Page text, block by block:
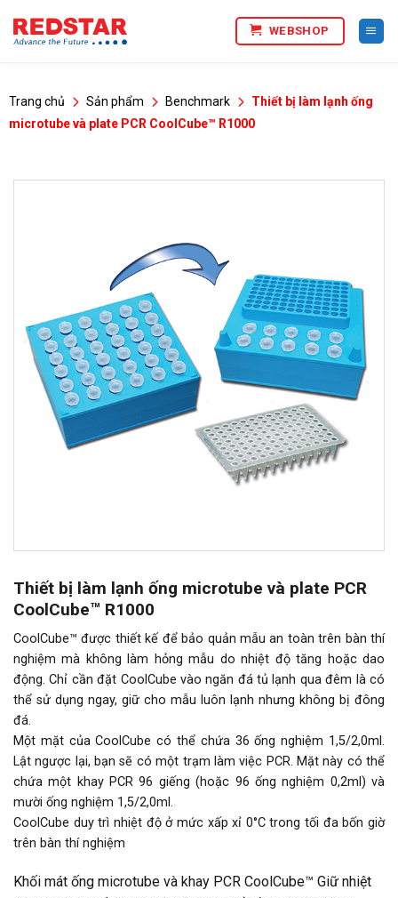
qua
WEBSHOP
Trang chủ Sản phẩm Benchmark
Thiết bị làm lạnh ống
microtube và plate PCR CoolCube™ R1000
Thiết bị làm lạnh ống microtube và plate PCR
CoolCube™ R1000
CoolCube™ được thiết kế để bảo quản mẫu an toàn trên bàn thí
nghiệm mà không làm hỏng mẫu do nhiệt độ tăng hoặc dao
động. Chỉ cần đặt CoolCube vào ngăn đá tủ lạnh qua đêm là có
thể sử dụng ngay, giữ cho mẫu luôn lạnh nhưng không bị đông
đá.
Một mặt của CoolCube có thể chứa 36 ống nghiệm 1,5/2,0ml.
Lật ngược lại, bạn sẽ có một trạm làm việc PCR. Mặt này có thể
chứa một khay PCR 96 giếng (hoặc 96 ống nghiệm 0,2ml) và
mười ống nghiệm 1,5/2,0ml.
CoolCube duy trì nhiệt độ ở mức xấp xỉ 0°C trong tối đa bốn giờ
trên bàn thí nghiệm
Khối mát ống microtube và khay PCR CoolCube™ Giữ nhiệt